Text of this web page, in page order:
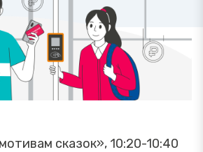
сказок», 10:20-10:40